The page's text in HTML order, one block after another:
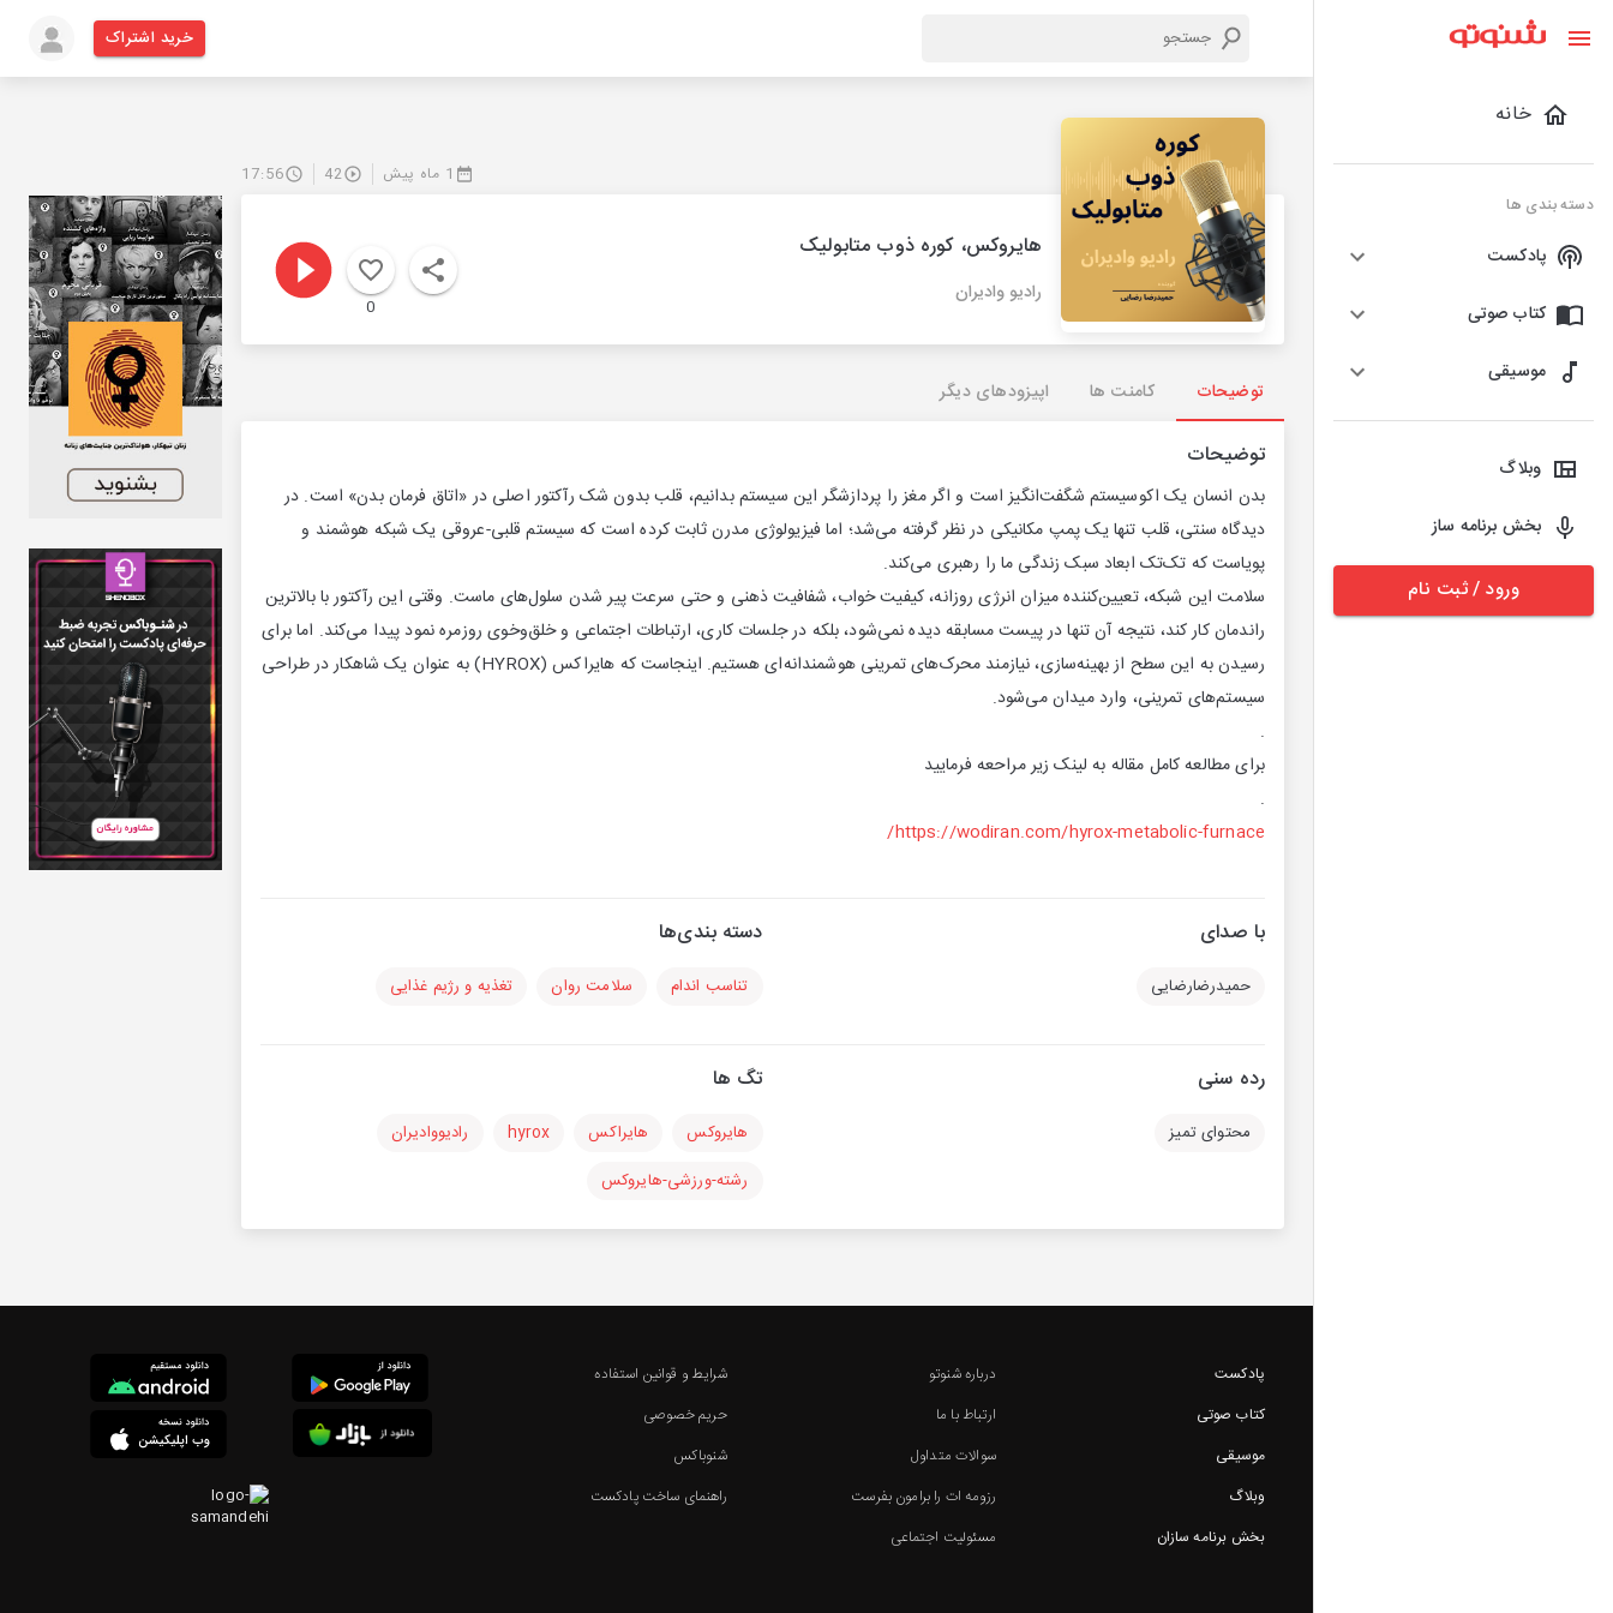
خانه
دسته بندی ها
پادکست
کتاب صوتی
موسیقی
وبلاگ
بخش برنامه ساز
ورود / ثبت نام
خرید اشتراک
1 ماه پیش 42
17:56
هایروکس، کوره ذوب متابولیک
رادیو وادیران
0
توضیحات کامنت ها اپیزودهای دیگر
توضیحات
بدن انسان یک اکوسیستم شگفت‌انگیز است و اگر مغز را پردازشگر این سیستم بدانیم، قلب بدون شک رآکتور اصلی در «اتاق فرمان بدن» است. در
دیدگاه سنتی، قلب تنها یک پمپ مکانیکی در نظر گرفته می‌شد؛ اما فیزیولوژی مدرن ثابت کرده است که سیستم قلبی-عروقی یک شبکه هوشمند و
پویاست که تک‌تک ابعاد سبک زندگی ما را رهبری می‌کند.
سلامت این شبکه، تعیین‌کننده میزان انرژی روزانه، کیفیت خواب، شفافیت ذهنی و حتی سرعت پیر شدن سلول‌های ماست. وقتی این رآکتور با بالاترین
راندمان کار کند، نتیجه آن تنها در پیست مسابقه دیده نمی‌شود، بلکه در جلسات کاری، ارتباطات اجتماعی و خلق‌وخوی روزمره نمود پیدا می‌کند. اما برای
رسیدن به این سطح از بهینه‌سازی، نیازمند محرک‌های تمرینی هوشمندانه‌ای هستیم. اینجاست که هایراکس (HYROX) به عنوان یک شاهکار در طراحی
سیستم‌های تمرینی، وارد میدان می‌شود.
.
برای مطالعه کامل مقاله به لینک زیر مراحعه فرمایید
.
https://wodiran.com/hyrox-metabolic-furnace/
با صدای
حمیدرضارضایی
دسته بندی‌ها
تناسب اندام سلامت روان تغذیه و رژیم غذایی
رده سنی
محتوای تمیز
تگ ها
هایروکس هایراکس hyrox
رادیووادیران
رشته-ورزشی-هایروکس
پادکست
کتاب صوتی
موسیقی
وبلاگ
بخش برنامه سازان
درباره شنوتو
ارتباط با ما
سوالات متداول
رزومه ات را برامون بفرست
مسئولیت اجتماعی
شرایط و قوانین استفاده
حریم خصوصی
شنوباکس
راهنمای ساخت پادکست